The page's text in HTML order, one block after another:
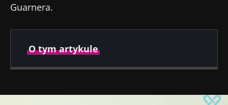
Guarnera.
O tym artykule
20 Styczeń 2022
01 Grudzień 2025